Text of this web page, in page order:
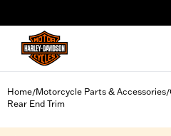
Home/Motorcycle Parts & Accessories/
Rear End Trim